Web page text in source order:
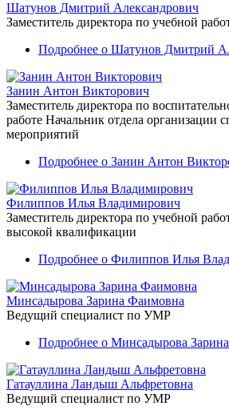
Шатунов Дмитрий Александрович
Заместитель директора по учебной
Подробнее о Шатунов Дмитрий
Занин Антон Викторович
Заместитель директора по
работе Начальник отдела организации
мероприятий
Подробнее о Занин Антон
Филиппов Илья Владимирович
Заместитель директора по учебной
высокой квалификации
Подробнее о Филиппов Илья
Минсадырова Зарина Фаимовна
Ведущий специалист по УМР
Подробнее о Минсадырова
Гатауллина Ландыш Альфретовна
Ведущий специалист по УМР